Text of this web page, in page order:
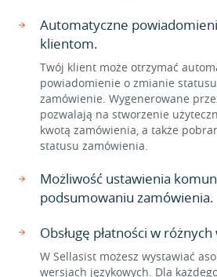
Automatyczne
klientom.
Twój klient może otrzymać
powiadomienie o zmianie statusu
zamówienie. Wygenerowane
pozwalają na stworzenie
kwotą zamówienia, a także
statusu zamówienia.
Możliwość ustawienia
podsumowaniu zamówienia.
Obsługę płatności w
W Sellasist możesz wystawiać
wersjach językowych. Dla